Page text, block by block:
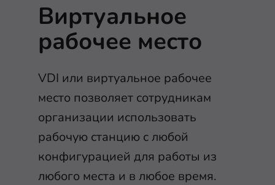
Виртуальное
рабочее место
VDI или виртуальное рабочее
место позволяет сотрудникам
организации использовать
рабочую станцию с любой
конфигурацией для работы из
любого места и в любое время.